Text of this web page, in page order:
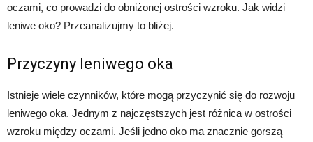
oczami, co prowadzi do obniżonej ostrości wzroku. Jak widzi
leniwe oko? Przeanalizujmy to bliżej.
Przyczyny leniwego oka
Istnieje wiele czynników, które mogą przyczynić się do rozwoju
leniwego oka. Jednym z najczęstszych jest różnica w ostrości
wzroku między oczami. Jeśli jedno oko ma znacznie gorszą